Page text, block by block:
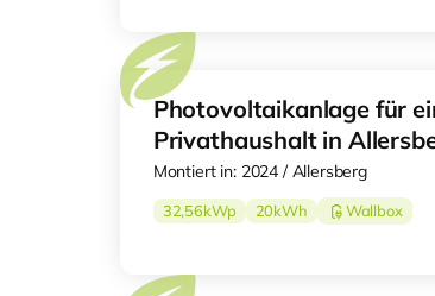
Photovoltaikanlage für
Privathaushalt in
Montiert in: 2024 / Allersberg
32,56kWp 20kWh Wallbox